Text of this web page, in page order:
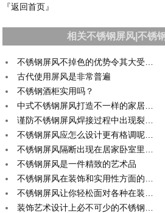
『返回首页』
相关不锈钢屏风|不锈
不锈钢屏风不掉色的优势令其大受…
古代使用屏风是非常普遍
不锈钢酒柜实用吗？
中式不锈钢屏风打造不一样的家居…
谨防不锈钢屏风焊接过程中出现裂…
不锈钢屏风应怎么设计更有格调呢…
不锈钢屏风隔断出现在居家卧室里…
不锈钢屏风是一件精致的艺术品
不锈钢屏风在装饰和实用性方面的…
不锈钢屏风让你轻松面对各种在装…
装饰艺术设计上必不可少的不锈钢…